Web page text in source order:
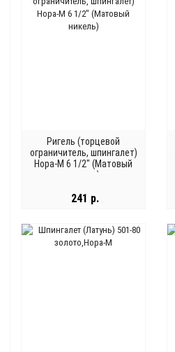
Ригель (торцевой
ограничитель, шпингалет)
Нора-М 6 1/2" (Матовый
никель)
241 р.